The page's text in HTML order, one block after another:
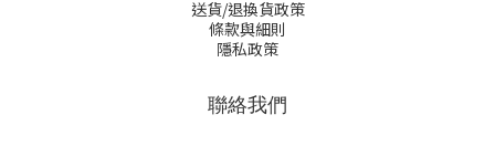
送貨/退換貨政策
條款與細則
隱私政策
聯絡我們